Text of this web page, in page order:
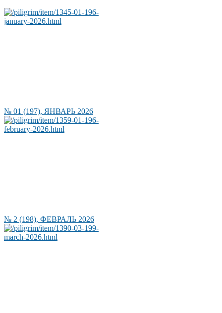
№ 01 (197), ЯНВАРЬ 2026
№ 2 (198), ФЕВРАЛЬ 2026